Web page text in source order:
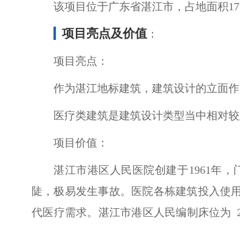
该项目位于广东省湛江市，占地面积
项目亮点及价值 ：
项目亮点：
作为湛江地标建筑，建筑设计的立面
医疗类建筑是建筑设计类型当中相对
项目价值：
湛江市港区人民医院创建于1961年
陡，极易发生事故。医院各栋建筑投入使
代医疗需求。湛江市港区人民编制床位